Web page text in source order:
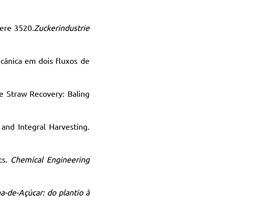
3520.Zuckerindustrie
em dois fluxos de
Straw Recovery: Baling
Integral Harvesting.
Chemical Engineering
de-Açúcar: do plantio à